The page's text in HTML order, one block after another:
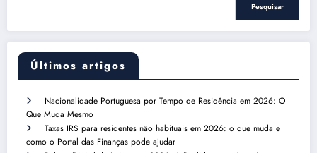
Pesquisar
Últimos artigos
Nacionalidade Portuguesa por Tempo de Residência em 2026: O
Que Muda Mesmo
Taxas IRS para residentes não habituais em 2026: o que muda e
como o Portal das Finanças pode ajudar